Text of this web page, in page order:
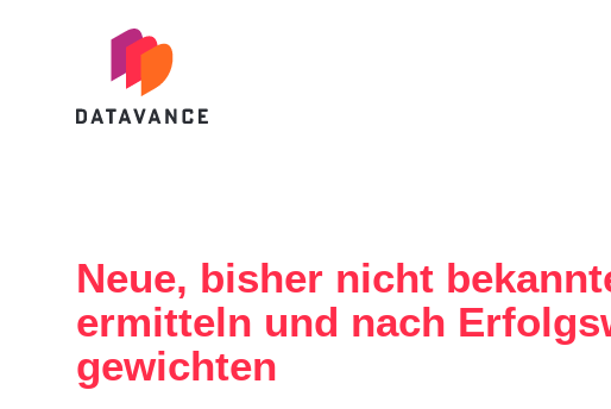
datavance GmbH
Neue, bisher nicht
ermitteln und nach
gewichten